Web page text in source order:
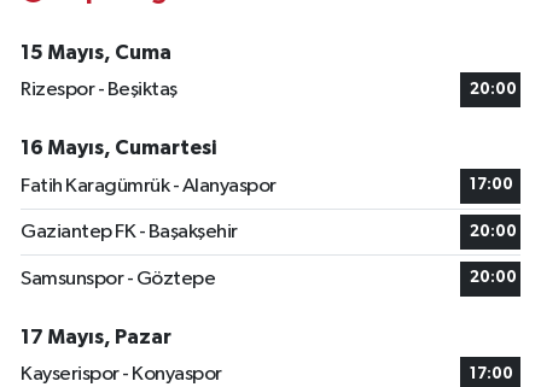
15 Mayıs, Cuma
Rizespor - Beşiktaş
20:00
16 Mayıs, Cumartesi
Fatih Karagümrük - Alanyaspor
17:00
Gaziantep FK - Başakşehir 20:00
Samsunspor - Göztepe 20:00
17 Mayıs, Pazar
Kayserispor - Konyaspor
17:00